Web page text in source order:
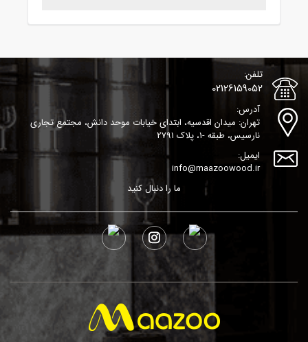
تلفن:
02126159052
آدرس:
تهران: میدان اقدسیه، ابتدای خیابات موحد دانش، مجتمع تجاری
نارسیس، طبقه -1، پلاک 2791
ایمیل:
info@maazoowood.ir
ما را دنبال کنید